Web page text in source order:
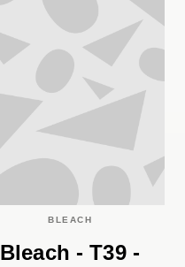
BLEACH
Bleach - T39 -